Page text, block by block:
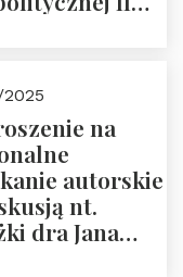
na
autorskie
nt.
dra Jana